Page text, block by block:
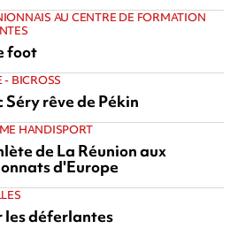
AU CENTRE DE FORMATION
foot
- BICROSS
Séry rêve de Pékin
HANDISPORT
de La Réunion aux
d'Europe
les déferlantes